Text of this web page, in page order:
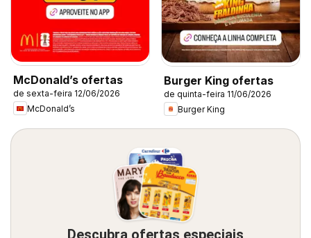
McDonald’s ofertas
de sexta-feira 12/06/2026
McDonald’s
Burger King ofertas
de quinta-feira 11/06/2026
Burger King
Descubra ofertas especiais